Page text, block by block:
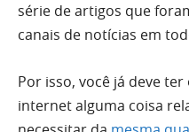
série de artigos que
canais de notícias em
Por isso, você já deve
internet alguma coisa